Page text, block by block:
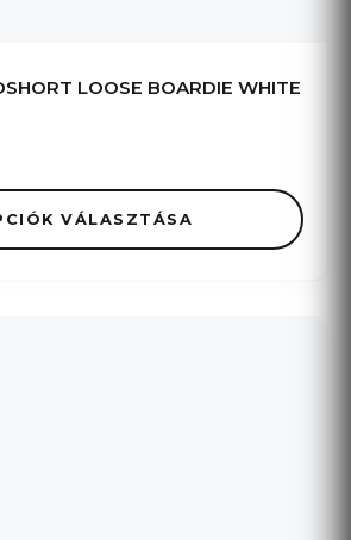
LOOSE BOARDIE WHITE
VÁLASZTÁSA